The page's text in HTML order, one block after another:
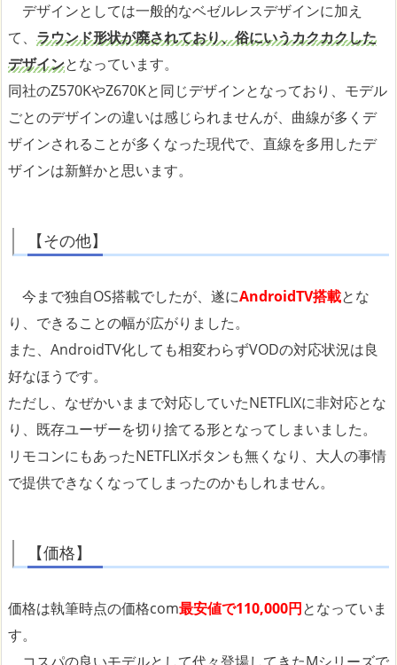
デザインとしては一般的なベゼルレスデザインに加え
て、 ラウンド形状が廃されており、俗にいうカクカクした
デザインとなっています。
同社のZ570KやZ670Kと同じデザインとなっており、モデル
ごとのデザインの違いは感じられませんが、曲線が多くデ
ザインされることが多くなった現代で、直線を多用したデ
ザインは新鮮かと思います。
【その他】
今まで独自OS搭載でしたが、遂にAndroidTV搭載とな
り、できることの幅が広がりました。
また、AndroidTV化しても相変わらずVODの対応状況は良
好なほうです。
ただし、なぜかいままで対応していたNETFLIXに非対応とな
り、既存ユーザーを切り捨てる形となってしまいました。
リモコンにもあったNETFLIXボタンも無くなり、大人の事情
で提供できなくなってしまったのかもしれません。
【価格】
価格は執筆時点の価格com最安値で110,000円となっていま
す。